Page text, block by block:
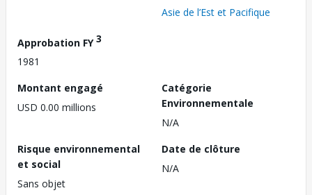
Asie de l’Est et Pacifique
Approbation FY3
1981
Montant engagé
USD 0.00 millions
Catégorie
Environnementale
N/A
Risque environnemental
et social
Sans objet
Date de clôture
N/A